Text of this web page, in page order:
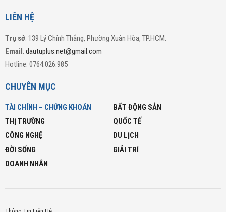
LIÊN HỆ
Trụ sở: 139 Lý Chính Thắng, Phường Xuân Hòa, TP.HCM.
Email: dautuplus.net@gmail.com
Hotline: 0764.026.985
CHUYÊN MỤC
TÀI CHÍNH – CHỨNG KHOÁN
BẤT ĐỘNG SẢN
THỊ TRƯỜNG
QUỐC TẾ
CÔNG NGHỆ
DU LỊCH
ĐỜI SỐNG
GIẢI TRÍ
DOANH NHÂN